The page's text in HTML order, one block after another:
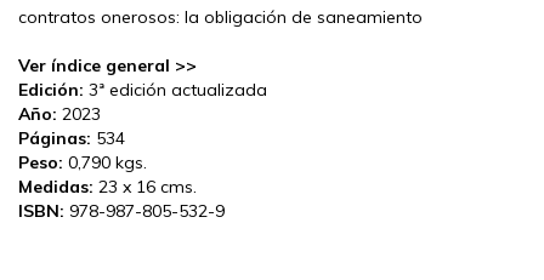
contratos onerosos: la obligación de saneamiento
Ver índice general >>
Edición: 3ª edición actualizada
Año: 2023
Páginas: 534
Peso: 0,790 kgs.
Medidas: 23 x 16 cms.
ISBN: 978-987-805-532-9